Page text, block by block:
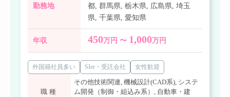
勤務地
都,群馬県,栃木県, 広島県,埼玉
県,千葉県,愛知県
年収 450万円 〜 1,000万円
外国籍社員多い SIer・受託会社 女性歓迎
職種
その他技術関連, 機械設計(CAD系), システ
ム開発（制御・組込み系） , 自動車・建